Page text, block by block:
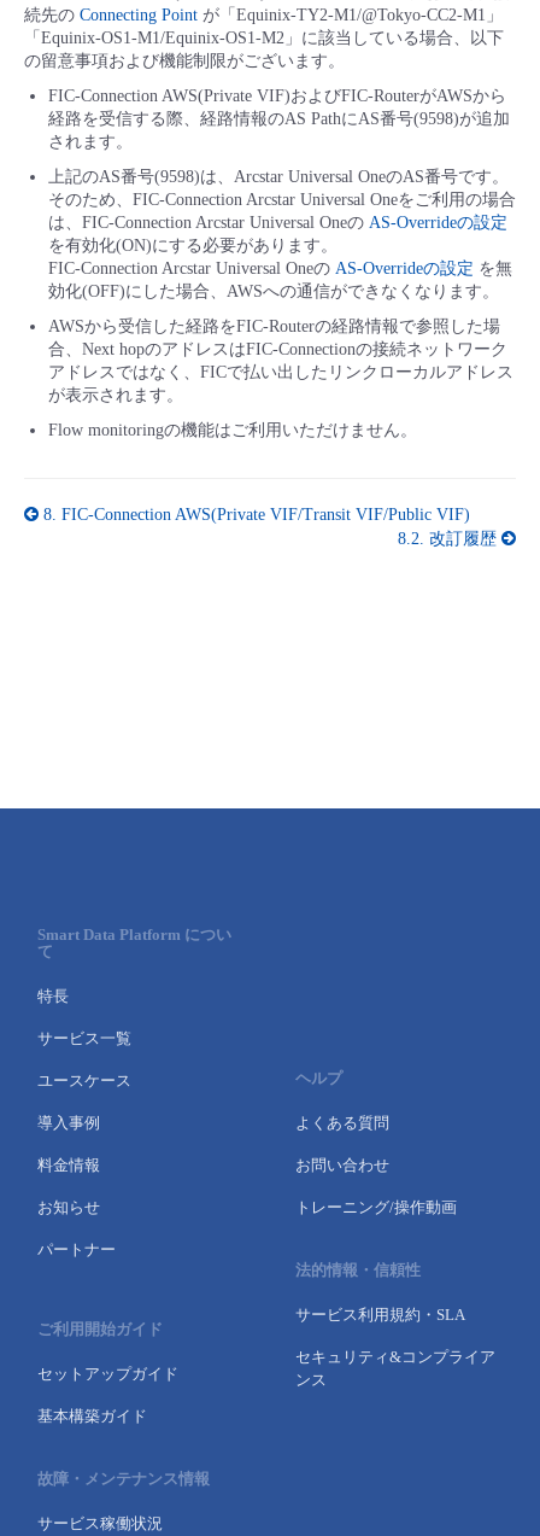
続先の Connecting Point が「Equinix-TY2-M1/@Tokyo-CC2-M1」
「Equinix-OS1-M1/Equinix-OS1-M2」に該当している場合、以下
の留意事項および機能制限がございます。
FIC-Connection AWS(Private VIF)およびFIC-RouterがAWSから
経路を受信する際、経路情報のAS PathにAS番号(9598)が追加
されます。
上記のAS番号(9598)は、Arcstar Universal OneのAS番号です。
そのため、FIC-Connection Arcstar Universal Oneをご利用の場合
は、FIC-Connection Arcstar Universal Oneの AS-Overrideの設定
を有効化(ON)にする必要があります。
FIC-Connection Arcstar Universal Oneの AS-Overrideの設定 を無
効化(OFF)にした場合、AWSへの通信ができなくなります。
AWSから受信した経路をFIC-Routerの経路情報で参照した場
合、Next hopのアドレスはFIC-Connectionの接続ネットワーク
アドレスではなく、FICで払い出したリンクローカルアドレス
が表示されます。
Flow monitoringの機能はご利用いただけません。
8. FIC-Connection AWS(Private VIF/Transit VIF/Public VIF)
8.2. 改訂履歴
Smart Data Platform につい
て
特長
サービス一覧
ユースケース
導入事例
料金情報
お知らせ
パートナー
ご利用開始ガイド
セットアップガイド
基本構築ガイド
故障・メンテナンス情報
サービス稼働状況
ヘルプ
よくある質問
お問い合わせ
トレーニング/操作動画
法的情報・信頼性
サービス利用規約・SLA
セキュリティ&コンプライア
ンス